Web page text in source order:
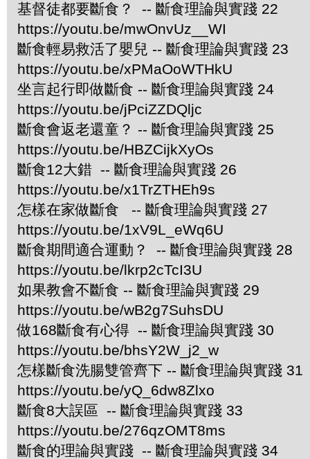
基督徒都要斷食？ -- 斷食理論與實踐 22
https://youtu.be/mwOnvUz__WI
斷食輕易救活了嬰兒 -- 斷食理論與實踐 23
https://youtu.be/xPMaOoWTHkU
坐言起行即做斷食 -- 斷食理論與實踐 24
https://youtu.be/jPciZZDQljc
斷食會返老還童？ -- 斷食理論與實踐 25
https://youtu.be/HBZCijkXyOs
斷食12大錯 -- 斷食理論與實踐 26
https://youtu.be/x1TrZTHEh9s
怎樣在家做斷食 -- 斷食理論與實踐 27
https://youtu.be/1xV9L_eWq6U
斷食期間適合運動？ -- 斷食理論與實踐 28
https://youtu.be/lkrp2cTcI3U
如果教會不斷食 -- 斷食理論與實踐 29
https://youtu.be/wB2g7SuhsDU
做168斷食有心得 -- 斷食理論與實踐 30
https://youtu.be/bhsY2W_j2_w
怎樣斷食洗腸雙管齊下 -- 斷食理論與實踐 31
https://youtu.be/yQ_6dw8Zlxo
斷食8大誤區 -- 斷食理論與實踐 33
https://youtu.be/276qzOMT8ms
斷食的理論與實踐 -- 斷食理論與實踐 34